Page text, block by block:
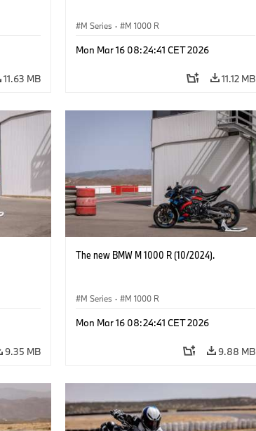
11.63 MB
M Series · M 1000 R
Mon Mar 16 08:24:41 CET 2026
11.12 MB
9.35 MB
The new BMW M 1000 R (10/2024).
M Series · M 1000 R
Mon Mar 16 08:24:41 CET 2026
9.88 MB